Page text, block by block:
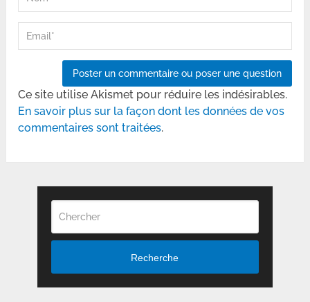
Ce site utilise Akismet pour réduire les indésirables.
En savoir plus sur la façon dont les données de vos
commentaires sont traitées.
Recherche